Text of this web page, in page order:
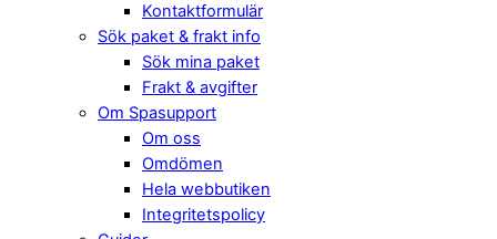
Kontaktformulär
Sök paket & frakt info
Sök mina paket
Frakt & avgifter
Om Spasupport
Om oss
Omdömen
Hela webbutiken
Integritetspolicy